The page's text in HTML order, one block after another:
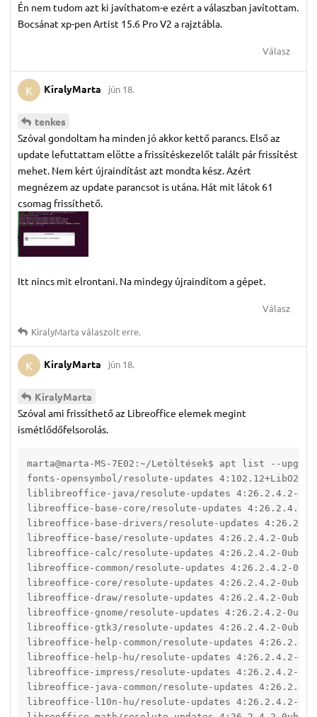
Én nem tudom azt ki javíthatom-e ezért a válaszban javítottam.
Bocsánat xp-pen Artist 15.6 Pro V2 a rajztábla.
Válasz
K KiralyMarta jún 18.
tenkes
Szóval gondoltam ha minden jó akkor kettő parancs. Első az
update lefuttattam elötte a frissítéskezelőt talált pár frissítést
mehet. Nem kért újraindítást azt mondta kész. Azért
megnézem az update parancsot is utána. Hát mit látok 61
csomag frissíthető.
Itt nincs mit elrontani. Na mindegy újraindítom a gépet.
Válasz
KiralyMarta válaszolt erre.
K KiralyMarta jún 18.
KiralyMarta
Szóval ami frissíthető az Libreoffice elemek megint
ismétlődőfelsorolás.
marta@marta-MS-7E02:~/Letöltések$ apt list --
fonts-opensymbol/resolute-updates
liblibreoffice-java/resolute-updates 4:26.2.4.2-
libreoffice-base-core/resolute-updates 4:26.2.4.2-
libreoffice-base-drivers/resolute-updates
libreoffice-base/resolute-updates 4:26.2.4.2-
libreoffice-calc/resolute-updates 4:26.2.4.2-
libreoffice-common/resolute-updates 4:26.2.4.2-
libreoffice-core/resolute-updates 4:26.2.4.2-
libreoffice-draw/resolute-updates 4:26.2.4.2-
libreoffice-gnome/resolute-updates 4:26.2.4.2-
libreoffice-gtk3/resolute-updates 4:26.2.4.2-
libreoffice-help-common/resolute-updates
libreoffice-help-hu/resolute-updates 4:26.2.4.2-
libreoffice-impress/resolute-updates 4:26.2.4.2-
libreoffice-java-common/resolute-updates
libreoffice-l10n-hu/resolute-updates 4:26.2.4.2-